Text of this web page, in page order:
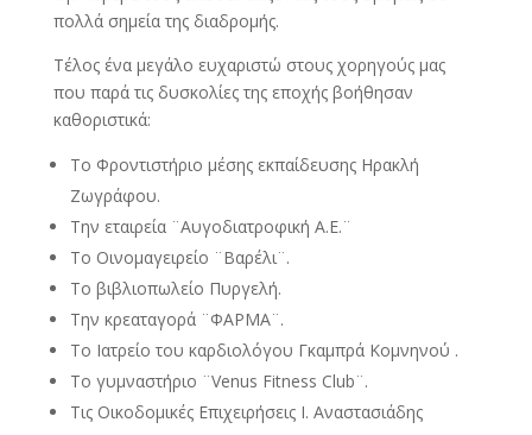
πολλά σημεία της διαδρομής.
Τέλος ένα μεγάλο ευχαριστώ στους χορηγούς μας
που παρά τις δυσκολίες της εποχής βοήθησαν
καθοριστικά:
Το Φροντιστήριο μέσης εκπαίδευσης Ηρακλή
Ζωγράφου.
Την εταιρεία ¨Αυγοδιατροφική Α.Ε.¨
Το Οινομαγειρείο ¨Βαρέλι¨.
Το βιβλιοπωλείο Πυργελή.
Την κρεαταγορά ¨ΦΑΡΜΑ¨.
Το Ιατρείο του καρδιολόγου Γκαμπρά Κομνηνού .
Το γυμναστήριο ¨Venus Fitness Club¨.
Τις Οικοδομικές Επιχειρήσεις Ι. Αναστασιάδης